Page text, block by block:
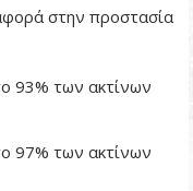
στην προστασία
93% των ακτίνων
97% των ακτίνων